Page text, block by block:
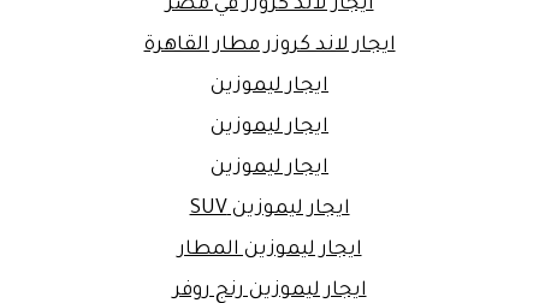
ايجار لاند كروزر في مصر
ايجار لاند كروزر مطار القاهرة
ايجار ليموزين
ايجار ليموزين
ايجار ليموزين
ايجار ليموزين SUV
ايجار ليموزين المطار
ايجار ليموزين رنج روفر